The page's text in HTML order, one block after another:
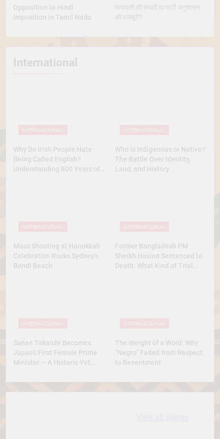
Opposition to Hindi
Imposition in Tamil Nadu
मायावती की सख्ती या पार्टी अनुशासन
की मजबूरी?
International
Why Do Irish People Hate
Being Called English?
Understanding 800 Years of
Who is Indigenous or Native?
The Battle Over Identity,
Land, and History
Mass Shooting at Hanukkah
Celebration Rocks Sydney’s
Bondi Beach
Former Bangladesh PM
Sheikh Hasina Sentenced to
Death: What Kind of Trial
Sanae Takaichi Becomes
Japan’s First Female Prime
Minister — A Historic Yet
The Weight of a Word: Why
“Negro” Faded from Respect
to Resentment